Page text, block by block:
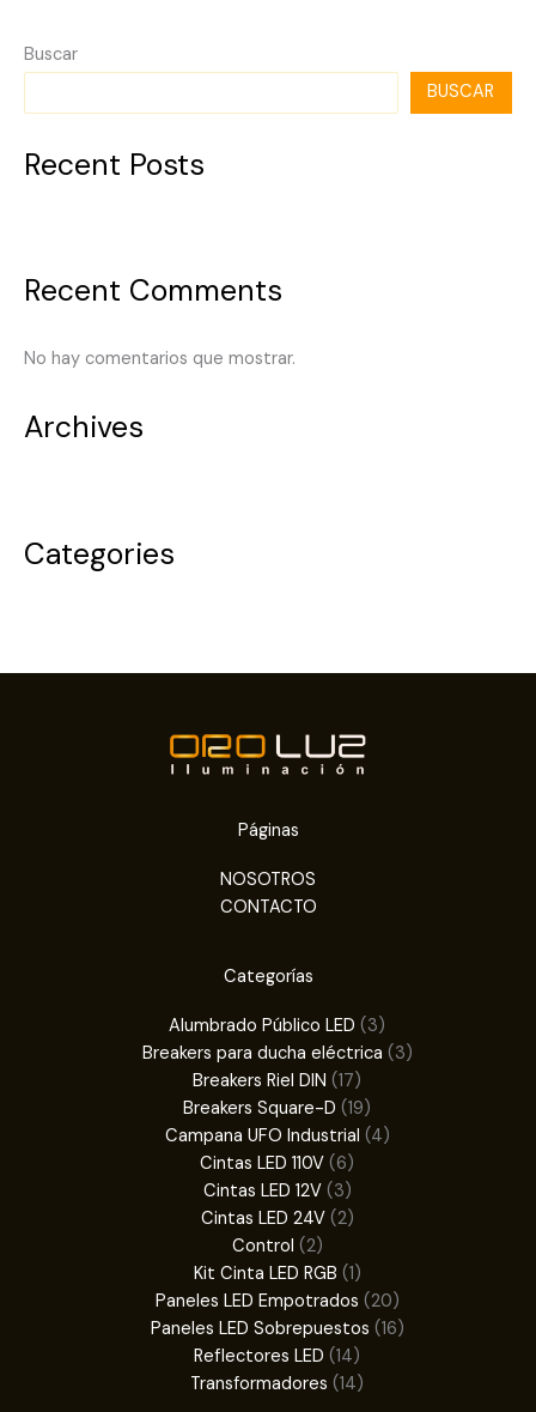
Buscar
BUSCAR
Recent Posts
Recent Comments
No hay comentarios que mostrar.
Archives
Categories
Páginas
NOSOTROS
CONTACTO
Categorías
Alumbrado Público LED 33
productos
Breakers para ducha eléctrica 33
Breakers Riel DIN 1717
productos
Breakers Square-D 1919
productos
Campana UFO Industrial 44
Cintas LED 110V 66
productos
Cintas LED 12V 33
productos
Cintas LED 24V 22
Control 22
productos
Kit Cinta LED RGB 11
producto
Paneles LED Empotrados 2020
productos
Paneles LED Sobrepuestos 1616
Reflectores LED 1414
productos
Transformadores 1414